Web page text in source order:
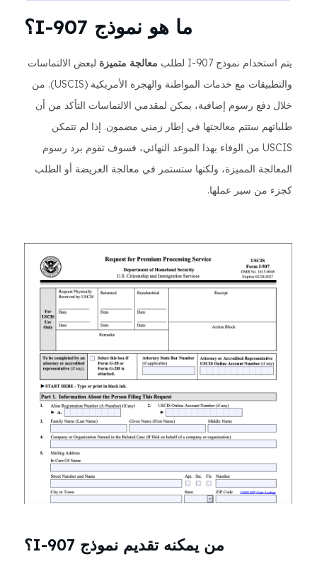
ما هو نموذج I-907؟
يتم استخدام نموذج I-907 لطلب معالجة متميزة لبعض الالتماسات
والتطبيقات مع خدمات المواطنة والهجرة الأمريكية (USCIS). من
خلال دفع رسوم إضافية، يمكن لمقدمي الالتماسات التأكد من أن
طلباتهم ستتم معالجتها في إطار زمني مضمون. إذا لم تتمكن
USCIS من الوفاء بهذا الموعد النهائي، فسوف تقوم برد رسوم
المعالجة المميزة، ولكنها ستستمر في معالجة العريضة أو الطلب
كجزء من سير عملها.
من يمكنه تقديم نموذج I-907؟